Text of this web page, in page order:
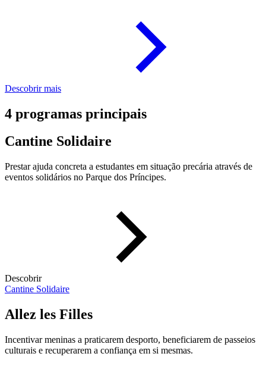
Descobrir mais
4 programas principais
Cantine Solidaire
Prestar ajuda concreta a estudantes em situação precária através de
eventos solidários no Parque dos Príncipes.
Descobrir
Cantine Solidaire
Allez les Filles
Incentivar meninas a praticarem desporto, beneficiarem de passeios
culturais e recuperarem a confiança em si mesmas.